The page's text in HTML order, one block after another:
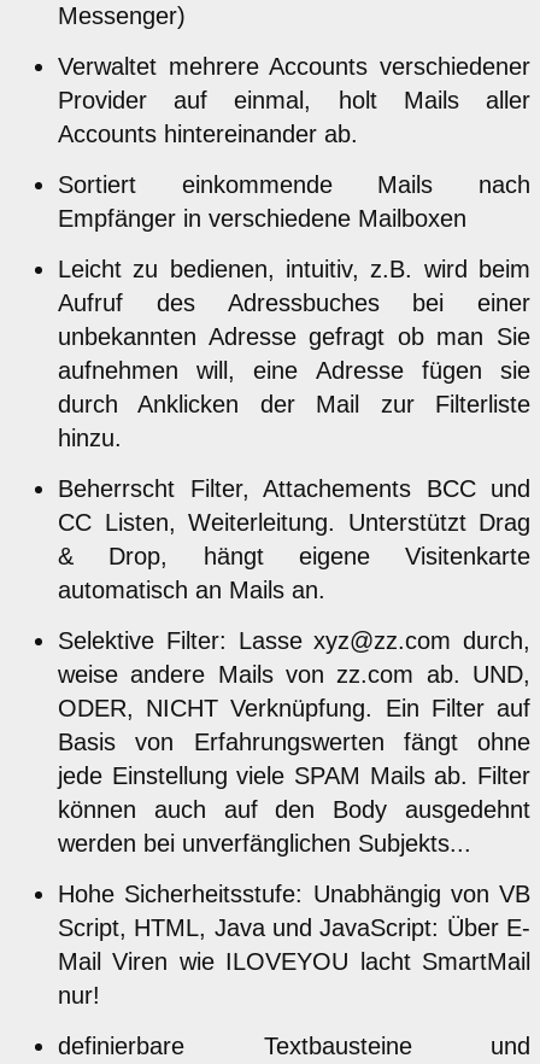
Messenger)
Verwaltet mehrere Accounts verschiedener
Provider auf einmal, holt Mails aller
Accounts hintereinander ab.
Sortiert einkommende Mails nach
Empfänger in verschiedene Mailboxen
Leicht zu bedienen, intuitiv, z.B. wird beim
Aufruf des Adressbuches bei einer
unbekannten Adresse gefragt ob man Sie
aufnehmen will, eine Adresse fügen sie
durch Anklicken der Mail zur Filterliste
hinzu.
Beherrscht Filter, Attachements BCC und
CC Listen, Weiterleitung. Unterstützt Drag
& Drop, hängt eigene Visitenkarte
automatisch an Mails an.
Selektive Filter: Lasse xyz@zz.com durch,
weise andere Mails von zz.com ab. UND,
ODER, NICHT Verknüpfung. Ein Filter auf
Basis von Erfahrungswerten fängt ohne
jede Einstellung viele SPAM Mails ab. Filter
können auch auf den Body ausgedehnt
werden bei unverfänglichen Subjekts...
Hohe Sicherheitsstufe: Unabhängig von VB
Script, HTML, Java und JavaScript: Über E-
Mail Viren wie ILOVEYOU lacht SmartMail
nur!
definierbare Textbausteine und